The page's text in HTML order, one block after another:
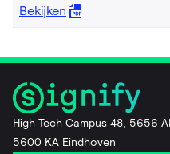
Bekijken
High Tech Campus 48, 5656
5600 KA Eindhoven